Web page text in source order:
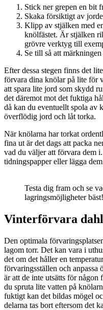
Stick ner grepen en bit
Skaka försiktigt av
Klipp av stjälken med
knölfästet. Är stjälken
grövre verktyg till
Se till så att
Efter dessa stegen finns det
förvara dina knölar på lite för
att spara lite jord som skydd
det däremot mot det fuktiga
då kan du eventuellt spola av
överflödig jord och låt torka.
När knölarna har torkat
fina ut är det dags att packa
vad du väljer att förvara dem
tidningspapper eller lägga
Testa dig fram och se
lagringsmöjligheter bäst!
Vinterförvara
Den optimala
lagom torr. Det kan vara i
det om det håller en
förvaringsställen och anpassa
är att de inte utsätts för
du spruta lite vatten på
fuktigt kan det bildas mögel
delarna tas bort eftersom det